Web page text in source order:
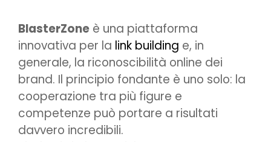
BlasterZone è una piattaforma
innovativa per la link building e, in
generale, la riconoscibilità online dei
brand. Il principio fondante è uno solo: la
cooperazione tra più figure e
competenze può portare a risultati
davvero incredibili.